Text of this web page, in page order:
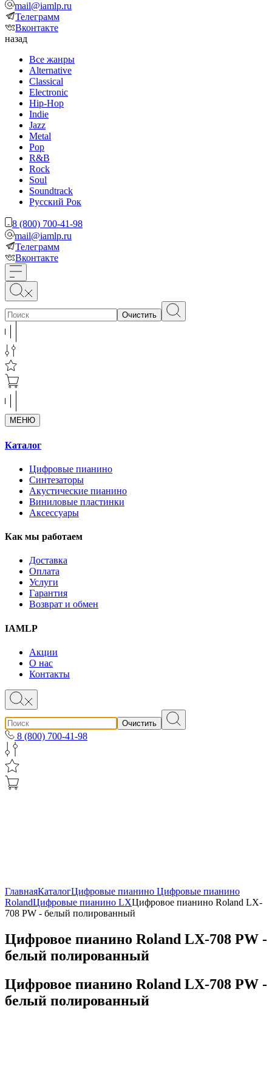
mail@iamlp.ru
Телеграмм
Вконтакте
назад
Все жанры
Alternative
Classical
Electronic
Hip-Hop
Indie
Jazz
Metal
Pop
R&B
Rock
Soul
Soundtrack
Русский Рок
8 (800) 700-41-98
mail@iamlp.ru
Телеграмм
Вконтакте
Очистить
МЕНЮ
Каталог
Цифровые пианино
Синтезаторы
Акустические пианино
Виниловые пластинки
Аксессуары
Как мы работаем
Доставка
Оплата
Услуги
Гарантия
Возврат и обмен
IAMLP
Акции
О нас
Контакты
Очистить
8 (800) 700-41-98
ГлавнаяКаталогЦифровые пианино Цифровые пианино
RolandЦифровые пианино LXЦифровое пианино Roland LX-
708 PW - белый полированный
Цифровое пианино Roland LX-708 PW -
белый полированный
Цифровое пианино Roland LX-708 PW -
белый полированный